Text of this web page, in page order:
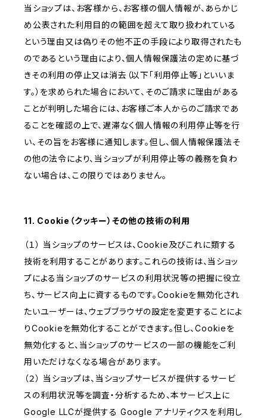
当ショップは、お客様から、お客様の個人情報が、あらかじ
め公表された利用目的の範囲を超えて取り扱われている
という理由又は偽りその他不正の手段により取得されたも
のであるという理由により、個人情報保護法の定めに基づ
きその利用の停止又は消去（以下「利用停止等」といいま
す。）を求められた場合において、そのご請求に理由がある
ことが判明した場合には、お客様ご本人からのご請求であ
ることを確認の上で、遅滞なく個人情報の利用停止等を行
い、その旨をお客様に通知します。但し、個人情報保護法そ
の他の法令により、当ショップが利用停止等の義務を負わ
ない場合は、この限りではありません。
11. Cookie（クッキー）その他の技術の利用
（１） 当ショップのサービスは、Cookie及びこれに類する
技術を利用することがあります。これらの技術は、当ショッ
プによる当ショップのサービスの利用状況等の把握に役立
ち、サービス向上に資するものです。Cookieを無効化され
たいユーザーは、ウェブブラウザの設定を変更することによ
りCookieを無効化することができます。但し、Cookieを
無効化すると、当ショップのサービスの一部の機能をご利
用いただけなくなる場合があります。
（２） 当ショップは、当ショップサービスが提供するサービ
スの利用状況等を調査・分析するため、本サービス上に
Google LLCが提供する Google アナリティクスを利用し